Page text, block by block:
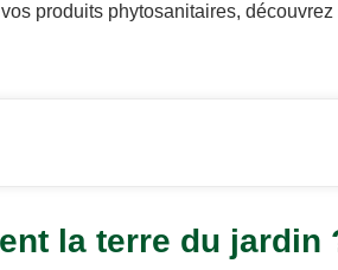
produits phytosanitaires,
la terre du jardin